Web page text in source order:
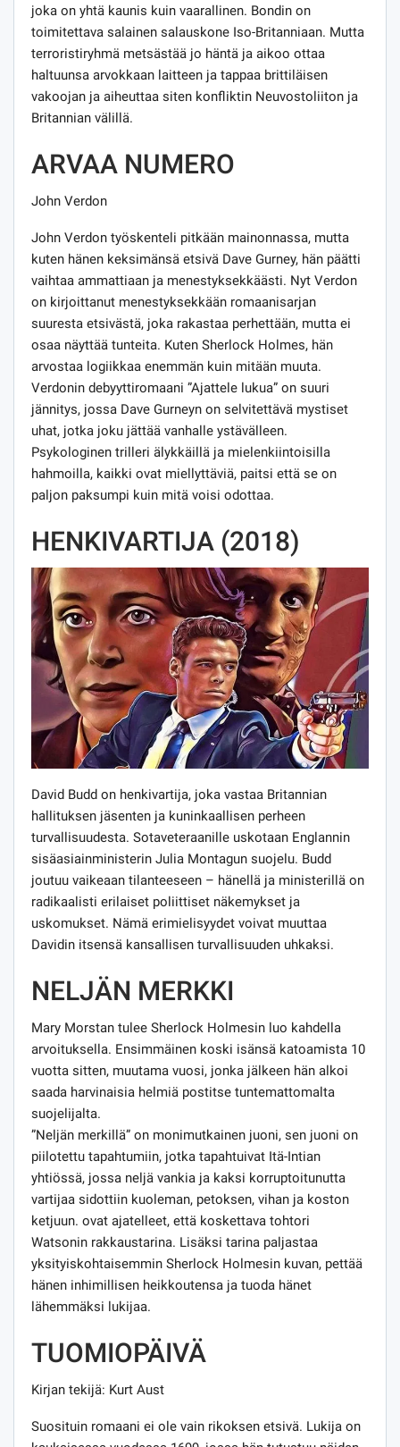
joka on yhtä kaunis kuin vaarallinen. Bondin on
toimitettava salainen salauskone Iso-Britanniaan. Mutta
terroristiryhmä metsästää jo häntä ja aikoo ottaa
haltuunsa arvokkaan laitteen ja tappaa brittiläisen
vakoojan ja aiheuttaa siten konfliktin Neuvostoliiton ja
Britannian välillä.
ARVAA NUMERO
John Verdon
John Verdon työskenteli pitkään mainonnassa, mutta
kuten hänen keksimänsä etsivä Dave Gurney, hän päätti
vaihtaa ammattiaan ja menestyksekkäästi. Nyt Verdon
on kirjoittanut menestyksekkään romaanisarjan
suuresta etsivästä, joka rakastaa perhettään, mutta ei
osaa näyttää tunteita. Kuten Sherlock Holmes, hän
arvostaa logiikkaa enemmän kuin mitään muuta.
Verdonin debyyttiromaani ”Ajattele lukua” on suuri
jännitys, jossa Dave Gurneyn on selvitettävä mystiset
uhat, jotka joku jättää vanhalle ystävälleen.
Psykologinen trilleri älykkäillä ja mielenkiintoisilla
hahmoilla, kaikki ovat miellyttäviä, paitsi että se on
paljon paksumpi kuin mitä voisi odottaa.
HENKIVARTIJA (2018)
David Budd on henkivartija, joka vastaa Britannian
hallituksen jäsenten ja kuninkaallisen perheen
turvallisuudesta. Sotaveteraanille uskotaan Englannin
sisäasiainministerin Julia Montagun suojelu. Budd
joutuu vaikeaan tilanteeseen – hänellä ja ministerillä on
radikaalisti erilaiset poliittiset näkemykset ja
uskomukset. Nämä erimielisyydet voivat muuttaa
Davidin itsensä kansallisen turvallisuuden uhkaksi.
NELJÄN MERKKI
Mary Morstan tulee Sherlock Holmesin luo kahdella
arvoituksella. Ensimmäinen koski isänsä katoamista 10
vuotta sitten, muutama vuosi, jonka jälkeen hän alkoi
saada harvinaisia ​​helmiä postitse tuntemattomalta
suojelijalta.
”Neljän merkillä” on monimutkainen juoni, sen juoni on
piilotettu tapahtumiin, jotka tapahtuivat Itä-Intian
yhtiössä, jossa neljä vankia ja kaksi korruptoitunutta
vartijaa sidottiin kuoleman, petoksen, vihan ja koston
ketjuun. ovat ajatelleet, että koskettava tohtori
Watsonin rakkaustarina. Lisäksi tarina paljastaa
yksityiskohtaisemmin Sherlock Holmesin kuvan, pettää
hänen inhimillisen heikkoutensa ja tuoda hänet
lähemmäksi lukijaa.
TUOMIOPÄIVÄ
Kirjan tekijä: Kurt Aust
Suosituin romaani ei ole vain rikoksen etsivä. Lukija on